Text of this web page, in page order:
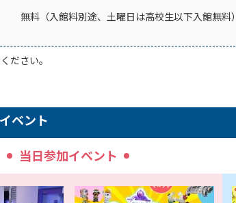
無料（入館料別途、土曜日は高校生以下入館無料）
ださい。
ベント
当日参加イベント